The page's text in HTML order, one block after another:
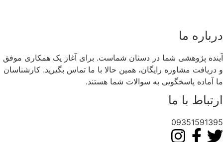
درباره ما
آینده پژوهشی شما در دستان شماست. برای آغاز یک همکاری موفق
و دریافت مشاوره رایگان، همین حالا با ما تماس بگیرید. کارشناسان
ما آماده پاسخگویی به سوالات شما هستند.
ارتباط با ما
09351591395